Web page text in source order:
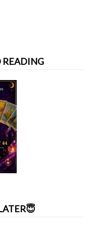
READING